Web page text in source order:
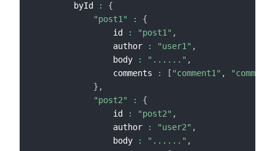
        byId
:
{
"post1"
:
{
                id
: "post1" ,
                author
: "user1" ,
                body
: "......" ,
                comments
: [ "comment1" ,
} ,
"post2"
:
{
                id
: "post2" ,
                author
: "user2" ,
                body
: "......" ,